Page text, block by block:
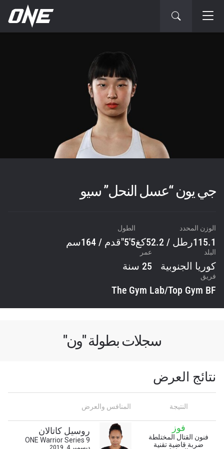
جي يون “عسل النحل” سيو
الوزن المحدد
115.1رطل / 52.2كغ
الطول
5'5"قدم / 164سم
البلد
كوريا الجنوبية
عمر
25 سنة
فريق
The Gym Lab/Top Gym BF
سجلات بطولة "ون"
نتائج العرض
النتيجة المنافس والعرض
فوز
فنون القتال المختلطة
ضربة قاضية تقنية
روسيل كاتالان
ONE Warrior Series 9
ديسمبر 4, 2019
ابق على اطّلاع
خذ بطولة "ون" معك أينما ذهبت! اشترك الآن للوصول